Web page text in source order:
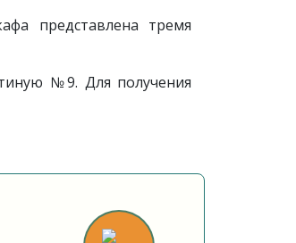
представлена тремя
№9. Для получения